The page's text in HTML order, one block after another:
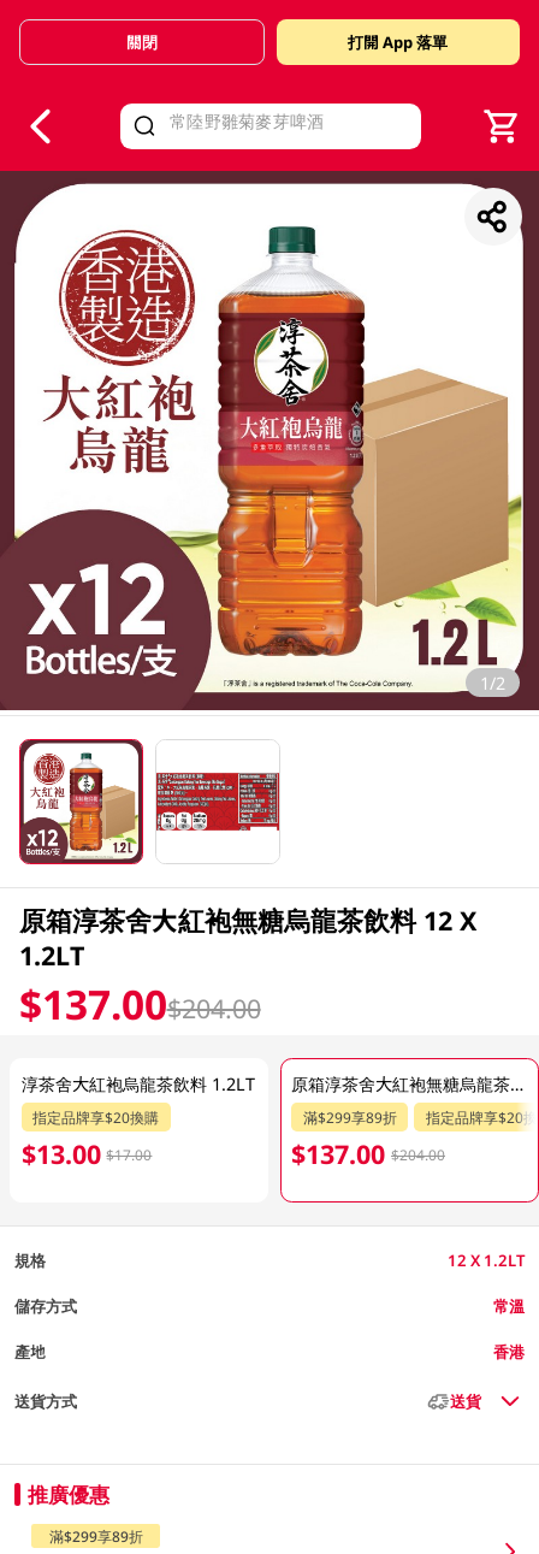
Valid Until 30 June 2026
關閉 打開 App 落單
1/2
原箱淳茶舍大紅袍無糖烏龍茶飲料 12 X
1.2LT
$137.00$204.00
淳茶舍大紅袍烏龍茶飲料 1.2LT
指定品牌享$20換購
$13.00 $17.00
原箱淳茶舍大紅袍無糖烏龍茶飲料 12 X 1.2LT
滿$299享89折 指定品牌享$20
$137.00 $204.00
規格 12 X 1.2LT
儲存方式 常溫
產地 香港
送貨方式 送貨
推廣優惠
滿$299享89折